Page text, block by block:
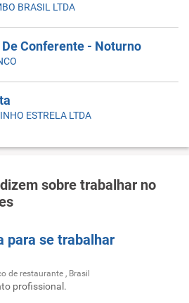
BRASIL LTDA
Conferente - Noturno
ESTRELA LTDA
sobre trabalhar no
para se trabalhar
de restaurante , Brasil
profissional.